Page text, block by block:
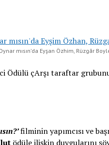
mısın’da Eyşan Özhim, Rüzgâr
Ödülü çArşı taraftar
filminin yapımcısı ve
ödüle ilişkin duygularını